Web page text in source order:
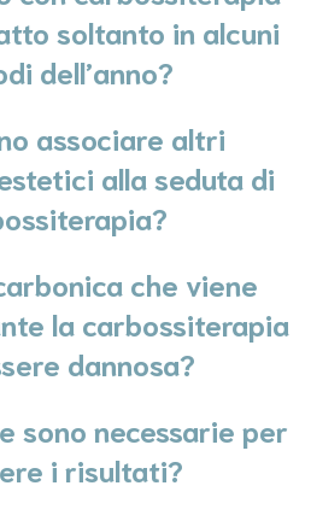
soltanto in alcuni
dell’anno?
associare altri
alla seduta di
che viene
la carbossiterapia
dannosa?
sono necessarie per
i risultati?